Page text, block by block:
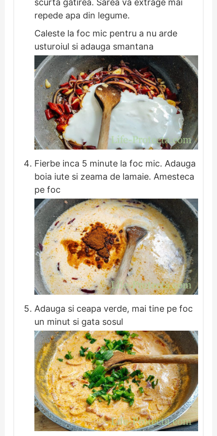
scurta gatirea. Sarea va extrage mai
repede apa din legume.
Caleste la foc mic pentru a nu arde
usturoiul si adauga smantana
Fierbe inca 5 minute la foc mic. Adauga
boia iute si zeama de lamaie. Amesteca
pe foc
Adauga si ceapa verde, mai tine pe foc
un minut si gata sosul